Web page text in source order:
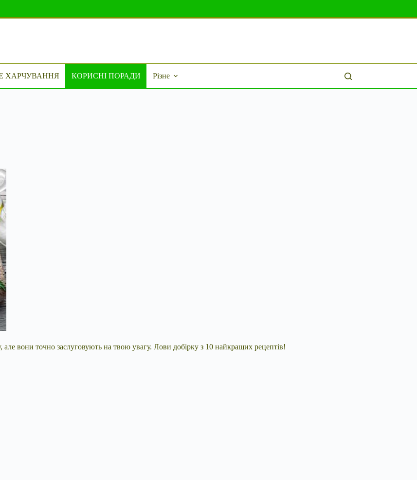
ХАРЧУВАННЯ КОРИСНІ ПОРАДИ Різне
вони точно заслуговують на твою увагу. Лови добірку з 10 найкращих рецептів!